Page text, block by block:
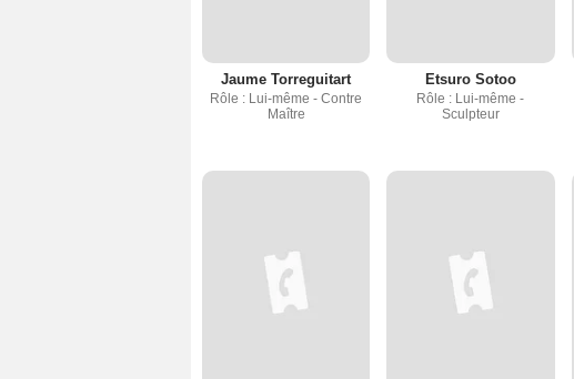
Jaume Torreguitart
Rôle : Lui-même - Contre
Maître
Etsuro Sotoo
Rôle : Lui-même -
Sculpteur